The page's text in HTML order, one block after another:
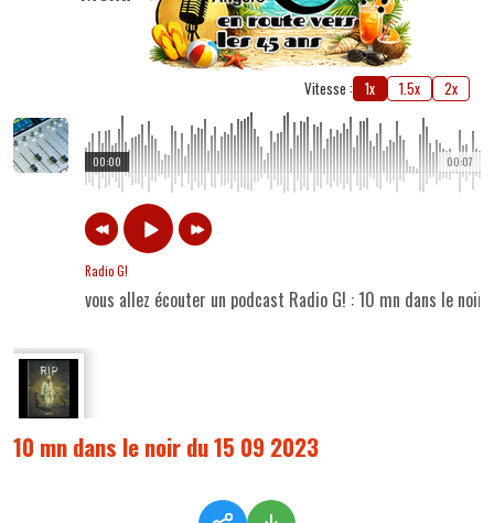
Vitesse : 1x 1.5x 2x
00:07
00:00
Radio G!
vous allez écouter un podcast Radio G! : 10 mn dans le
10 mn dans le noir du 15 09 2023